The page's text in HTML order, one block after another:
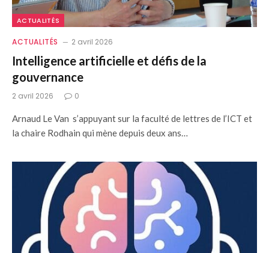
ACTUALITÉS
ACTUALITÉS 2 avril 2026
Intelligence artificielle et défis de la
gouvernance
2 avril 2026 0
Arnaud Le Van s’appuyant sur la faculté de lettres de l’ICT et
la chaire Rodhain qui mène depuis deux ans…